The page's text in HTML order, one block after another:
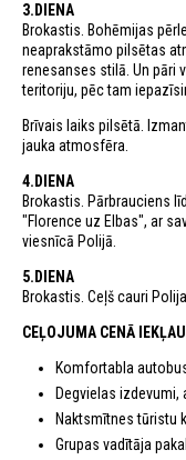
3.DIENA
Brokastis. Bohēmijas pērle
neaprakstāmo pilsētas
renesanses stilā. Un pāri
teritoriju, pēc tam
Brīvais laiks pilsētā.
jauka atmosfēra.
4.DIENA
Brokastis. Pārbrauciens
"Florence uz Elbas", ar
viesnīcā Polijā.
5.DIENA
Brokastis. Ceļš cauri
CEĻOJUMA CENĀ
Komfortabla
Degvielas
Naktsmītnes tūristu
Grupas vadītāja